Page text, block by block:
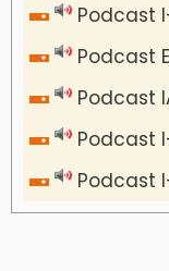
Podcast
Podcast
Podcast
Podcast
Podcast